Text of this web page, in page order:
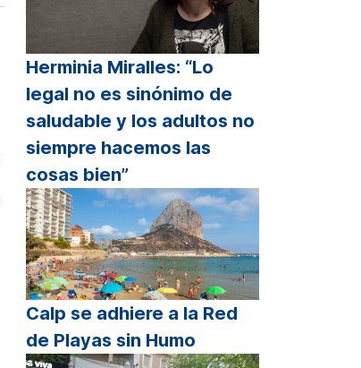
Herminia Miralles: “Lo
legal no es sinónimo de
saludable y los adultos no
siempre hacemos las
cosas bien”
Calp se adhiere a la Red
de Playas sin Humo